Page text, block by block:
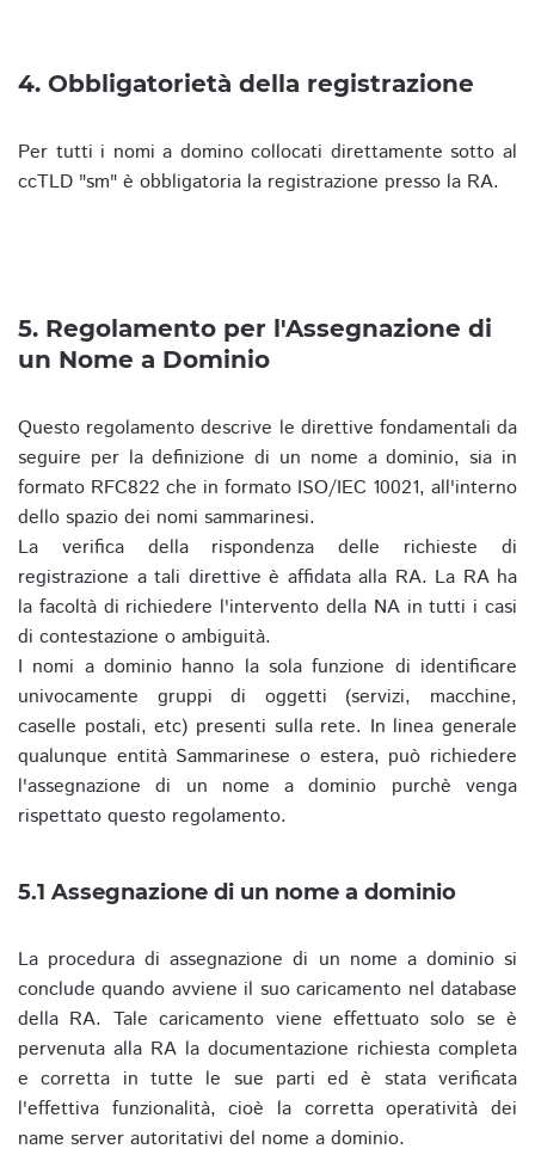
4. Obbligatorietà della registrazione
Per tutti i nomi a domino collocati direttamente sotto al
ccTLD "sm" è obbligatoria la registrazione presso la RA.
5. Regolamento per l'Assegnazione di
un Nome a Dominio
Questo regolamento descrive le direttive fondamentali da
seguire per la definizione di un nome a dominio, sia in
formato RFC822 che in formato ISO/IEC 10021, all'interno
dello spazio dei nomi sammarinesi.
La verifica della rispondenza delle richieste di
registrazione a tali direttive è affidata alla RA. La RA ha
la facoltà di richiedere l'intervento della NA in tutti i casi
di contestazione o ambiguità.
I nomi a dominio hanno la sola funzione di identificare
univocamente gruppi di oggetti (servizi, macchine,
caselle postali, etc) presenti sulla rete. In linea generale
qualunque entità Sammarinese o estera, può richiedere
l'assegnazione di un nome a dominio purchè venga
rispettato questo regolamento.
5.1 Assegnazione di un nome a dominio
La procedura di assegnazione di un nome a dominio si
conclude quando avviene il suo caricamento nel database
della RA. Tale caricamento viene effettuato solo se è
pervenuta alla RA la documentazione richiesta completa
e corretta in tutte le sue parti ed è stata verificata
l'effettiva funzionalità, cioè la corretta operatività dei
name server autoritativi del nome a dominio.